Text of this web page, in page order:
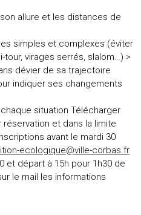
allure et les distances de
simples et complexes (éviter
tour, virages serrés, slalom…) >
dévier de sa trajectoire
indiquer ses changements
situation Télécharger
réservation et dans la limite
avant le mardi 30
ecologique@ville-corbas.fr
et départ à 15h pour 1h30 de
le mail les informations